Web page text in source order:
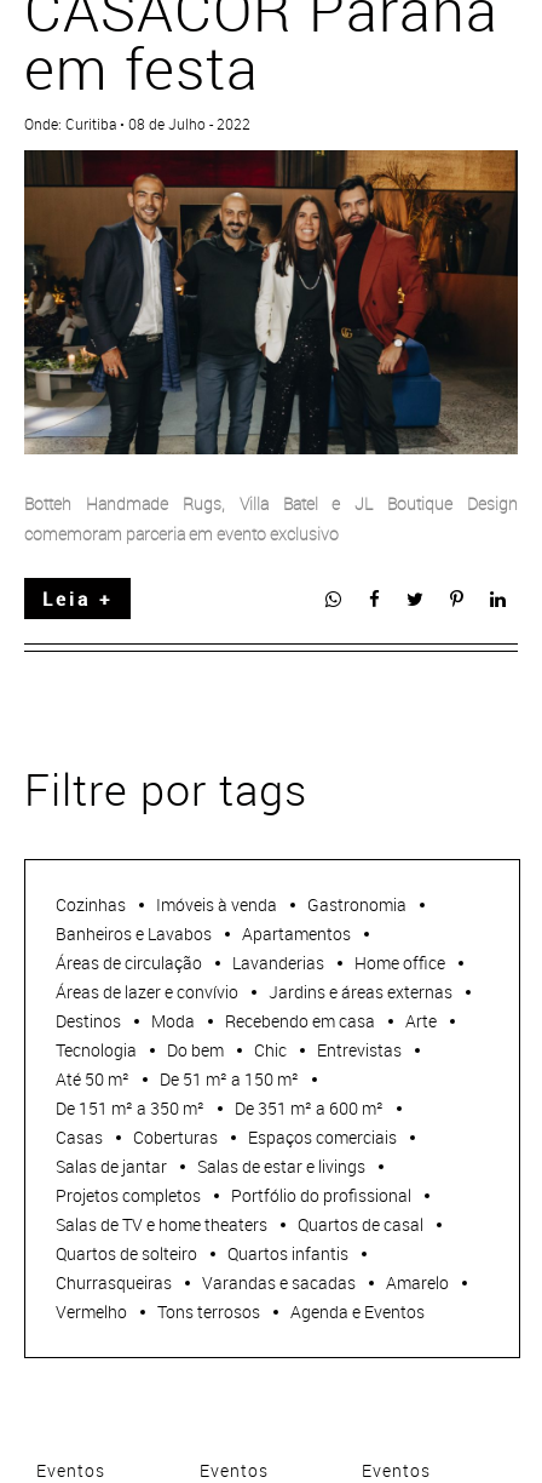
em festa
Onde: Curitiba • 08 de Julho - 2022
Botteh Handmade Rugs, Villa Batel e JL Boutique Design
comemoram parceria em evento exclusivo
Leia +
Filtre por tags
Cozinhas Imóveis à venda
Gastronomia
Banheiros e Lavabos
Apartamentos
Áreas de circulação
Lavanderias
Home office
Áreas de lazer e convívio
Jardins e áreas externas
Destinos
Moda Recebendo em casa
Arte
Tecnologia
Do bem Chic
Entrevistas
Até 50 m²
De 51 m² a 150 m²
De 151 m² a 350 m²
De 351 m² a 600 m²
Casas
Coberturas
Espaços comerciais
Salas de jantar
Salas de estar e livings
Projetos completos
Portfólio do profissional
Salas de TV e home theaters
Quartos de casal
Quartos de solteiro
Quartos infantis
Churrasqueiras
Varandas e sacadas
Amarelo
Vermelho
Tons terrosos Agenda e Eventos
Eventos Eventos Eventos